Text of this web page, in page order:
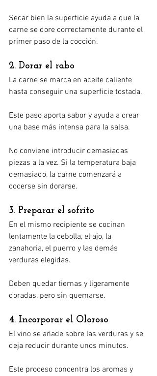
Secar bien la superficie ayuda a que la
carne se dore correctamente durante el
primer paso de la cocción.
2. Dorar el rabo
La carne se marca en aceite caliente
hasta conseguir una superficie tostada.
Este paso aporta sabor y ayuda a crear
una base más intensa para la salsa.
No conviene introducir demasiadas
piezas a la vez. Si la temperatura baja
demasiado, la carne comenzará a
cocerse sin dorarse.
3. Preparar el sofrito
En el mismo recipiente se cocinan
lentamente la cebolla, el ajo, la
zanahoria, el puerro y las demás
verduras elegidas.
Deben quedar tiernas y ligeramente
doradas, pero sin quemarse.
4. Incorporar el Oloroso
El vino se añade sobre las verduras y se
deja reducir durante unos minutos.
Este proceso concentra los aromas y